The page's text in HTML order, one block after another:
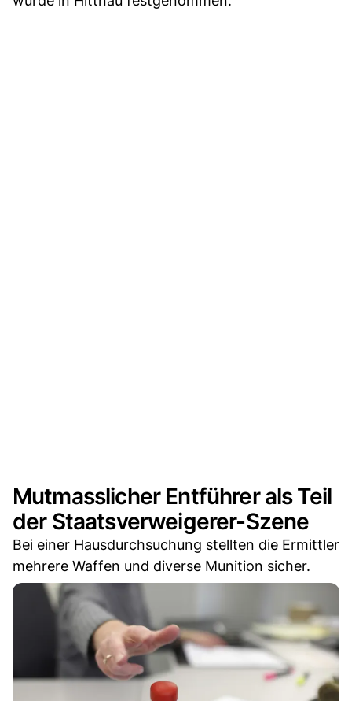
Mutmasslicher Entführer als Teil
der Staatsverweigerer-Szene
Bei einer Hausdurchsuchung stellten die Ermittler
mehrere Waffen und diverse Munition sicher.